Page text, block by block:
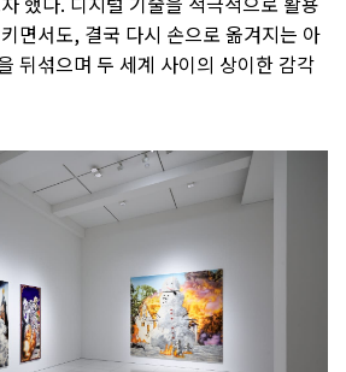
면서도, 결국 다시 손으로 옮겨지는 아
뒤섞으며 두 세계 사이의 상이한 감각